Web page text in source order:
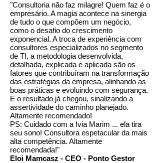
"Consultoria não faz milagre! Quem faz é o
empresário. A magia acontece na sinergia
de tudo o que compõem um negócio,
como o desafio do crescimento
exponencial. A troca de experiência com
consultores especializados no segmento
de TI, a metodologia desenvolvida,
detalhada, explicada e aplicada são os
fatores que contribuíram na transformação
das estratégias da empresa, alinhando as
boas práticas e evoluindo com segurança.
E o resultado já chegou, sinalizando a
assertividade do caminho planejado.
Altamente recomendado!
PS: Cuidado com a Ivia Marim ... ela tira
seu sono! Consultora espetacular da mais
alta competência. Altamente
recomendada!"
Eloi Mamcasz - CEO - Ponto Gestor